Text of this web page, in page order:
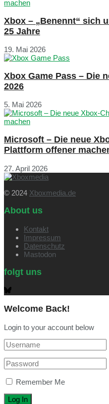
Xbox – „Benennt“ sich
25 Jahre
19. Mai 2026
Xbox Game Pass – Die
2026
5. Mai 2026
Microsoft – Die neue
Plattform offener
27. April 2026
© 2024 Xboxmedia.de
About us
Kontakt
Impressum
Datenschutz
Mastodon
folgt uns
Welcome Back!
Login to your account below
Remember Me